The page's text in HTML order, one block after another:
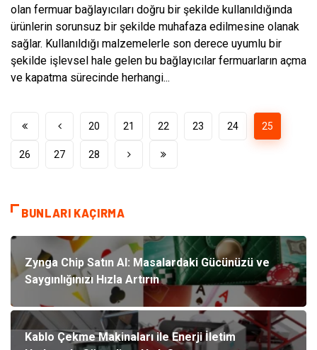
olan fermuar bağlayıcıları doğru bir şekilde kullanıldığında
ürünlerin sorunsuz bir şekilde muhafaza edilmesine olanak
sağlar. Kullanıldığı malzemelerle son derece uyumlu bir
şekilde işlevsel hale gelen bu bağlayıcılar fermuarların açma
ve kapatma sürecinde herhangi...
20 21 22 23 24 25
26 27 28
BUNLARI KAÇIRMA
Zynga Chip Satın Al: Masalardaki Gücünüzü ve
Saygınlığınızı Hızla Artırın
Kablo Çekme Makinaları ile Enerji İletim